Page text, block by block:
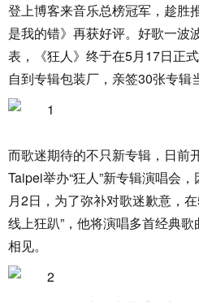
登上博客来音乐总榜冠军，趁胜
是我的错》再获好评。好歌一波
表，《狂人》终于在5月17日正
自到专辑包装厂，亲签30张专辑
而歌迷期待的不只新专辑，日前
Taipei举办“狂人”新专辑演唱会
月2日，为了弥补对歌迷歉意，
线上狂趴”，他将演唱多首经典
相见。